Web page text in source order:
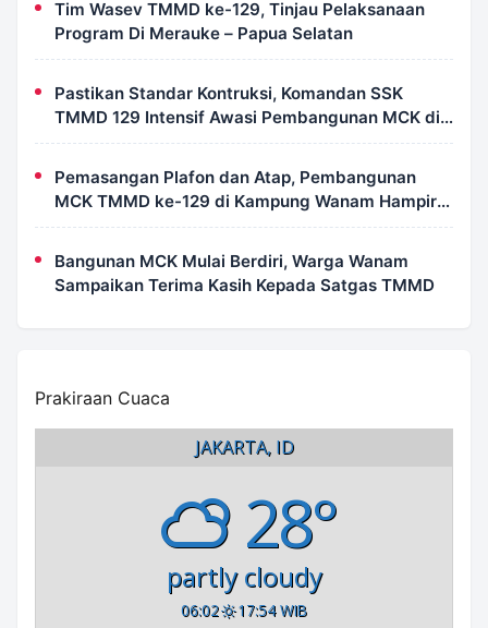
Tim Wasev TMMD ke-129, Tinjau Pelaksanaan
Program Di Merauke – Papua Selatan
Pastikan Standar Kontruksi, Komandan SSK
TMMD 129 Intensif Awasi Pembangunan MCK di
Wanam
Pemasangan Plafon dan Atap, Pembangunan
MCK TMMD ke-129 di Kampung Wanam Hampir
Rampung
Bangunan MCK Mulai Berdiri, Warga Wanam
Sampaikan Terima Kasih Kepada Satgas TMMD
Prakiraan Cuaca
JAKARTA, ID
28°
partly cloudy
06:02 17:54 WIB